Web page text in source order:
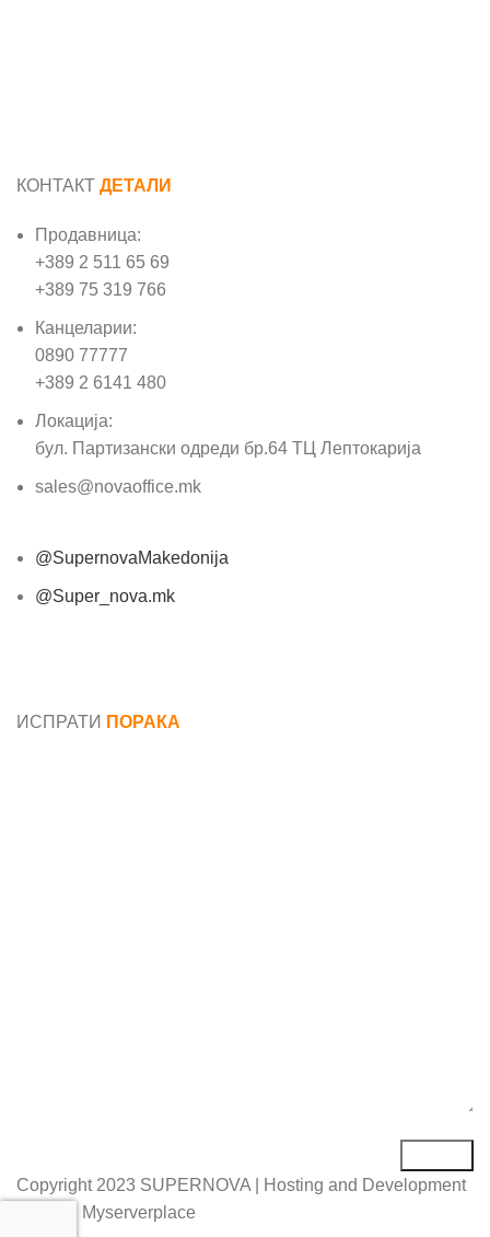
КОНТАКТ ДЕТАЛИ
Продавница:
+389 2 511 65 69
+389 75 319 766
Канцеларии:
0890 77777
+389 2 6141 480
Локација:
бул. Партизански одреди бр.64 ТЦ Лептокарија
sales@novaoffice.mk
@SupernovaMakedonija
@Super_nova.mk
ИСПРАТИ ПОРАКА
Copyright 2023 SUPERNOVA | Hosting and Development
by MSP Myserverplace